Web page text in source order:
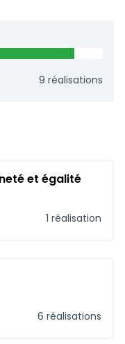
9 réalisations
et égalité
1 réalisation
6 réalisations